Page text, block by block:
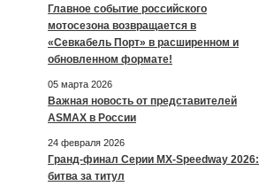
Главное событие российского
мотосезона возвращается в
«Севкабель Порт» в расширенном и
обновленном формате!
05 марта 2026
Важная новость от представителей
ASMAX в России
24 февраля 2026
Гранд-финал Серии MX-Speedway 2026:
битва за титул